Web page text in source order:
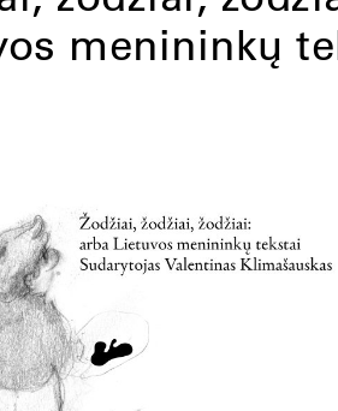
menininkų